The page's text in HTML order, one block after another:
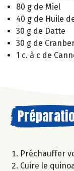
80 g de Miel
40 g de Huile
30 g de Datte
30 g de
1 c. à c de
Préchauffer
Cuire le